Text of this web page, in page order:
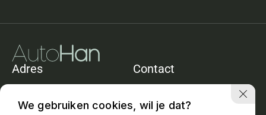
Adres
1161ACZwanenburg
Contact
info@autohan.nl
We gebruiken cookies, wil je dat?